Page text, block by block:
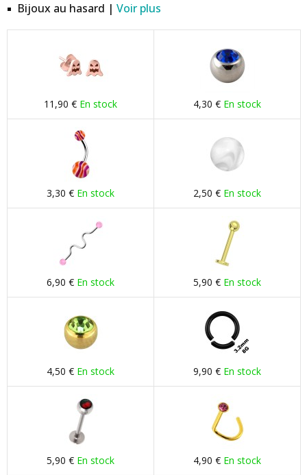
Bijoux au hasard | Voir plus
11,90 € En stock 4,30 € En stock
3,30 € En stock 2,50 € En stock
6,90 € En stock 5,90 € En stock
4,50 € En stock 9,90 € En stock
5,90 € En stock 4,90 € En stock